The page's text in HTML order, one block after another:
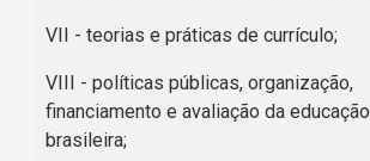
VII - teorias e práticas de currículo;
VIII - políticas públicas, organização,
financiamento e avaliação da educação
brasileira;